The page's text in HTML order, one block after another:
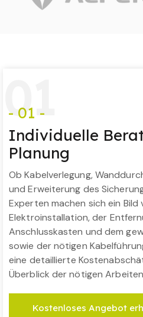
01
- 01 -
Individuelle
Planung
Ob Kabelverlegung,
und Erweiterung des
Experten machen sich ein Bild
Elektroinstallation, der
Anschlusskasten und dem
sowie der nötigen
eine detaillierte
Überblick der nötigen
Kostenloses Angebot